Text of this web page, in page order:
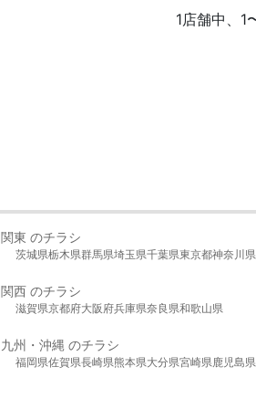
1店舗中、1
関東 のチラシ
茨城県栃木県群馬県埼玉県千葉県東京都神奈川県
関西 のチラシ
滋賀県京都府大阪府兵庫県奈良県和歌山県
九州・沖縄 のチラシ
福岡県佐賀県長崎県熊本県大分県宮崎県 鹿児島県